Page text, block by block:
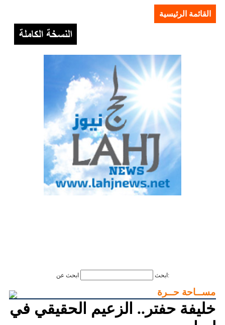
القائمة الرئيسية
ابحث ابحث عن:
مســاحة حــرة
خليفة حفتر.. الزعيم الحقيقي في